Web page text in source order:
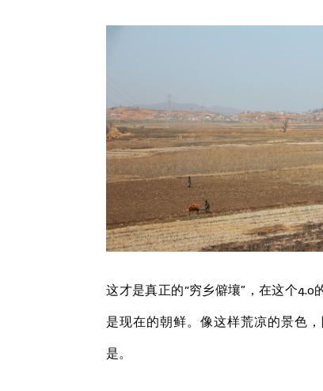
这才是真正的“穷乡僻壤”，在这个
是现在的朝鲜。像这样荒凉的景色
是。